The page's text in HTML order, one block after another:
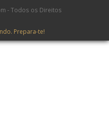
- Todos os Direitos
Prepara-te!